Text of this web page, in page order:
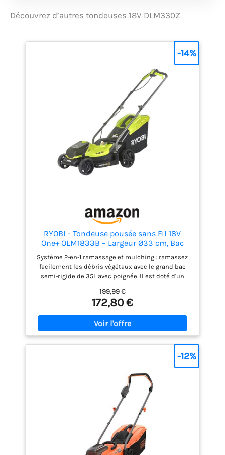
Découvrez d’autres tondeuses 18V DLM330Z
RYOBI - Tondeuse pousée sans Fil 18V
One+ OLM1833B – Largeur Ø33 cm, Bac
35L, 5 Réglages de Hauteur Centralisées –
Idéale Petits Jardins – Batterie Non
Incluse
Système 2-en-1 ramassage et mulching : ramassez
facilement les débris végétaux avec le grand bac
semi-rigide de 35L avec poignée. Il est doté d'un
l'obturateur vous laissent la possibilité de basculer
en fonction mulching. Le pare-chocs renforcé
protège le carter en cas de collision. Le rabatteur
d'herbe EasyEdge permet de rabattre les végétaux
vers la lame pour un travail précis et au plus près
des bordures [AUTONOMIE] Adaptez l'utilisation de
votre Tondeuse 33 cm OLM1833B selon la batterie
Ah vous atteignez jusqu’à 200m² avec une 5,0 Ah
vous atteignez jusqu’à 250m² et avec une 6,0 Ah
vous atteignez jusqu’à 300m². Poignées
ergonomiques et brancard télescopique Vertebrae :
tondez l'herbe confortablement grce aux poignées
ergonomiques avec grip et au brancard
télescopique ajustable en hauteur sur 3 positions.
La large poignée de transport permet une bonne
prise en main. Réglez simplement et rapidement la
199,99 €
172,80 €
-14%
-12%